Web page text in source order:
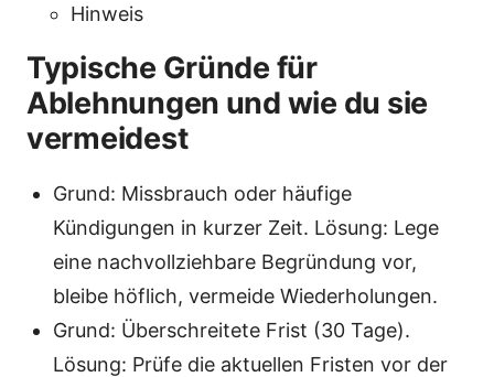
Hinweis
Typische Gründe für
Ablehnungen und wie du sie
vermeidest
Grund: Missbrauch oder häufige
Kündigungen in kurzer Zeit. Lösung: Lege
eine nachvollziehbare Begründung vor,
bleibe höflich, vermeide Wiederholungen.
Grund: Überschreitete Frist (30 Tage).
Lösung: Prüfe die aktuellen Fristen vor der